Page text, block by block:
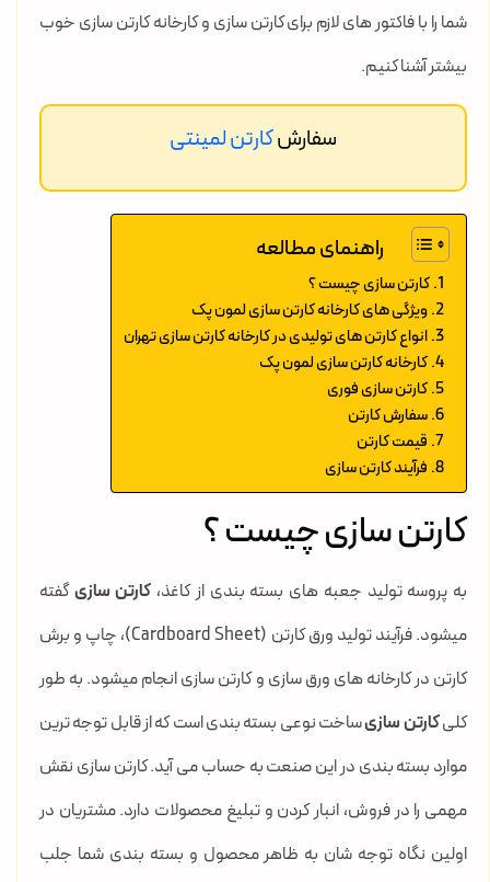
شما را با فاکتور های لازم برای کارتن سازی و کارخانه کارتن سازی خوب
بیشتر آشنا کنیم.
سفارشکارتن لمینتی
راهنمای مطالعه
کارتن سازی چیست ؟
ویژگی های کارخانه کارتن سازی لمون پک
انواع کارتن های تولیدی در کارخانه کارتن سازی تهران
کارخانه کارتن سازی لمون پک
کارتن سازی فوری
سفارش کارتن
قیمت کارتن
فرآیند کارتن سازی
کارتن سازی چیست ؟
به پروسه تولید جعبه های بسته بندی از کاغذ، کارتن سازیگفته
میشود. فرآیند تولید ورق کارتن (Cardboard Sheet)، چاپ و برش
کارتن در کارخانه های ورق سازی و کارتن سازی انجام میشود. به طور
کلیکارتن سازیساخت نوعی بسته بندی است که از قابل توجه ترین
موارد بسته بندی در این صنعت به حساب می آید. کارتن سازی نقش
مهمی را در فروش، انبار کردن و تبلیغ محصولات دارد. مشتریان در
اولین نگاه توجه شان به ظاهر محصول و بسته بندی شما جلب